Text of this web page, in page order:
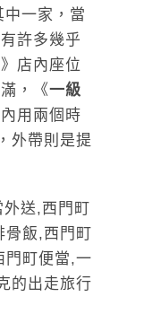
中一家，當
許多幾乎
》店內座位
，《一級
用兩個時
外帶則是提